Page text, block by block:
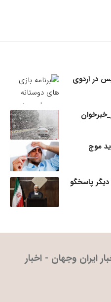
در اردوی
موج
دیگر پاسخگو
ایران وجهان - اخبار